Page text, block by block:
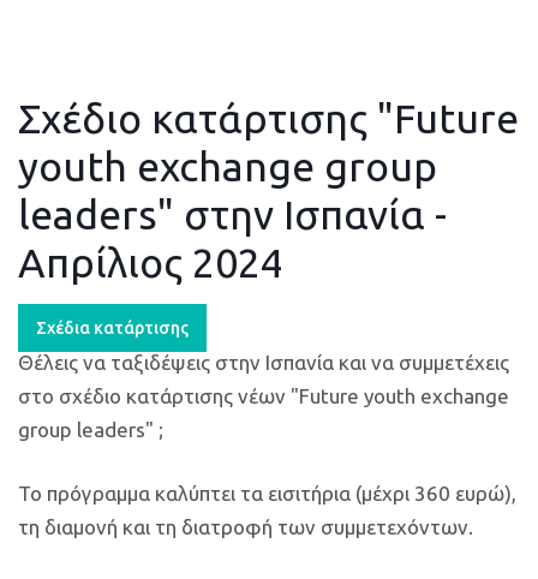
Σχέδιο κατάρτισης "Future
youth exchange group
leaders" στην Ισπανία -
Απρίλιος 2024
Σχέδια κατάρτισης
Θέλεις να ταξιδέψεις στην Ισπανία και να συμμετέχεις
στο σχέδιο κατάρτισης νέων "Future youth exchange
group leaders" ;
Το πρόγραμμα καλύπτει τα εισιτήρια (μέχρι 360 ευρώ),
τη διαμονή και τη διατροφή των συμμετεχόντων.